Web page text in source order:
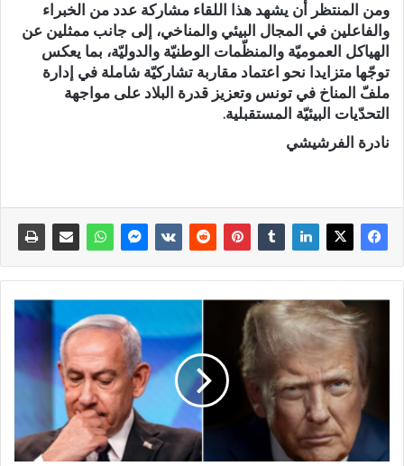
ومن المنتظر أن يشهد هذا اللقاء مشاركة عدد من الخبراء
والفاعلين في المجال البيئي والمناخي، إلى جانب ممثلين عن
الهياكل العموميّة والمنظّمات الوطنيّة والدوليّة، بما يعكس
توجّها متزايدا نحو اعتماد مقاربة تشاركيّة شاملة في إدارة
ملفّ المناخ في تونس وتعزيز قدرة البلاد على مواجهة
التحدّيات البيئيّة المستقبلية.
نادرة الفرشيشي